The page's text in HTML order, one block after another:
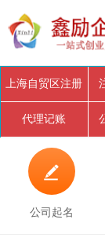
上海自贸区注册
代理记账

公司起名